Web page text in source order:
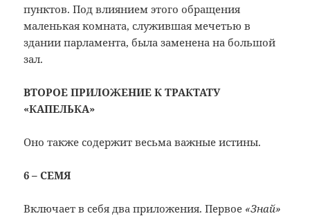
пунктов. Под влиянием этого обращения
маленькая комната, служившая мечетью в
здании парламента, была заменена на большой
зал.
ВТОРОЕ ПРИЛОЖЕНИЕ К ТРАКТАТУ
«КАПЕЛЬКА»
Оно также содержит весьма важные истины.
6 – СЕМЯ
Включает в себя два приложения. Первое «Знай»